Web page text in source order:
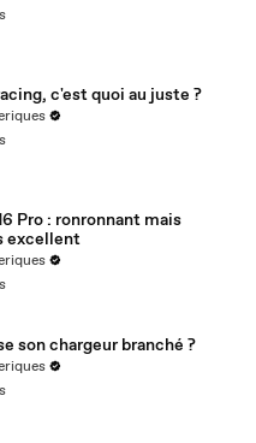
c'est quoi au juste ?
Pro : ronronnant mais
excellent
son chargeur branché ?